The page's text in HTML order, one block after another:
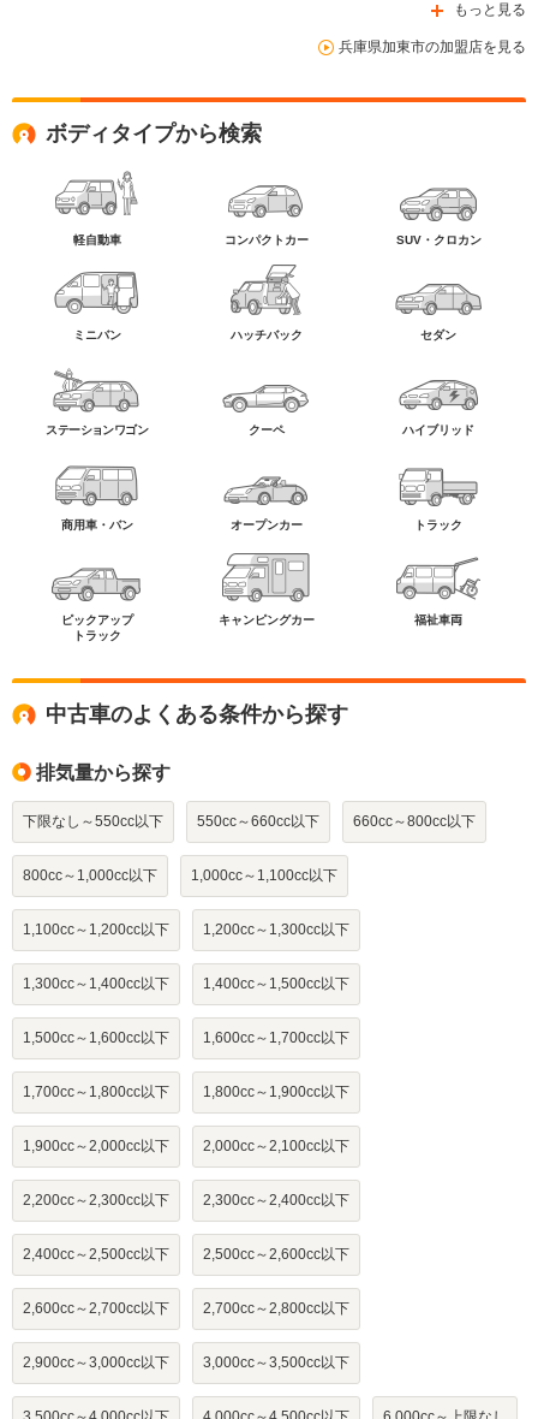
もっと見る
兵庫県加東市の加盟店を見る
ボディタイプから検索
軽自動車 コンパクトカー SUV・クロカン
ミニバン ハッチバック セダン
ステーションワゴン クーペ ハイブリッド
商用車・バン オープンカー トラック
ピックアップ
トラック
キャンピングカー 福祉車両
中古車のよくある条件から探す
排気量から探す
下限なし～550cc以下 550cc～660cc以下 660cc～800cc以下
800cc～1,000cc以下 1,000cc～1,100cc以下
1,100cc～1,200cc以下 1,200cc～1,300cc以下
1,300cc～1,400cc以下 1,400cc～1,500cc以下
1,500cc～1,600cc以下 1,600cc～1,700cc以下
1,700cc～1,800cc以下 1,800cc～1,900cc以下
1,900cc～2,000cc以下 2,000cc～2,100cc以下
2,200cc～2,300cc以下 2,300cc～2,400cc以下
2,400cc～2,500cc以下 2,500cc～2,600cc以下
2,600cc～2,700cc以下 2,700cc～2,800cc以下
2,900cc～3,000cc以下 3,000cc～3,500cc以下